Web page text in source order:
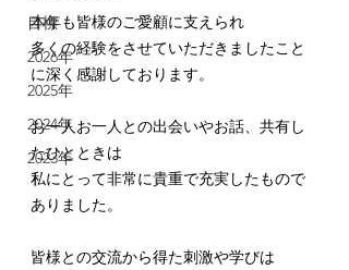
目標
2026年
2025年
2024年
2023年
本年も皆様のご愛顧に支えられ
多くの経験をさせていただきましたこと
に深く感謝しております。
お一人お一人との出会いやお話、共有し
たひとときは
私にとって非常に貴重で充実したもので
ありました。
皆様との交流から得た刺激や学びは